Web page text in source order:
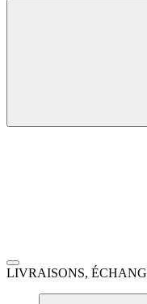
LIVRAISONS,